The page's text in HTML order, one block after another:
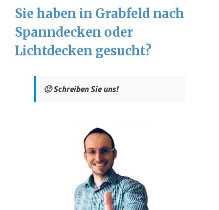
Sie haben in Grabfeld nach
Spanndecken oder
Lichtdecken gesucht?
🙂 Schreiben Sie uns!